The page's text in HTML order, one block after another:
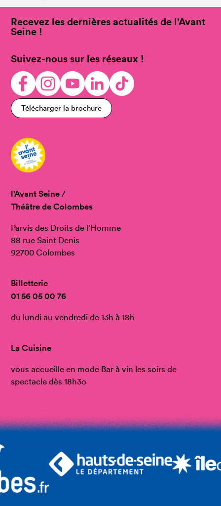
Recevez les dernières actualités de l’Avant
Seine !
Suivez-nous sur les réseaux !
Télécharger la brochure
l’Avant Seine /
Théâtre de Colombes
Parvis des Droits de l’Homme
88 rue Saint Denis
92700 Colombes
Billetterie
01 56 05 00 76
du lundi au vendredi de 13h à 18h
La Cuisine
vous accueille en mode Bar à vin les soirs de
spectacle dès 18h3o